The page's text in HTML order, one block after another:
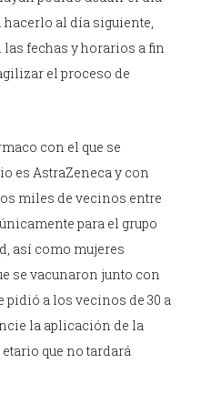
al día siguiente,
fechas y horarios a fin
el proceso de
con el que se
es AstraZeneca y con
miles de vecinos entre
para el grupo
así como mujeres
se vacunaron junto con
pidió a los vecinos de 30 a
la aplicación de la
que no tardará